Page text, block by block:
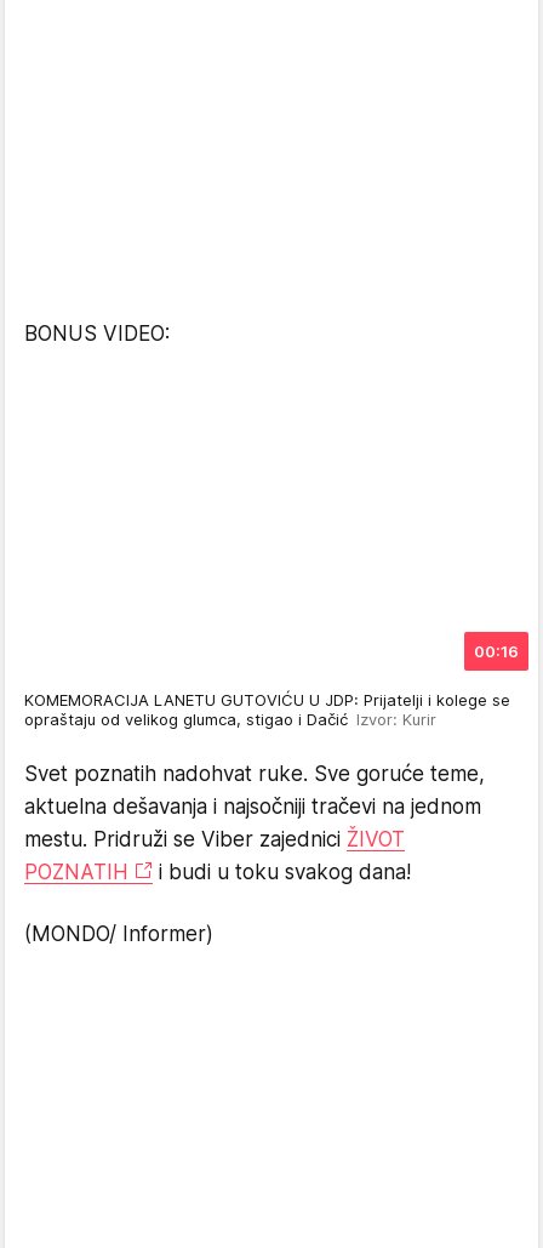
BONUS VIDEO:
00:16
KOMEMORACIJA LANETU GUTOVIĆU U JDP: Prijatelji i kolege se
opraštaju od velikog glumca, stigao i Dačić Izvor: Kurir
Svet poznatih nadohvat ruke. Sve goruće teme,
aktuelna dešavanja i najsočniji tračevi na jednom
mestu. Pridruži se Viber zajednici ŽIVOT
POZNATIH
i budi u toku svakog dana!
(MONDO/ Informer)